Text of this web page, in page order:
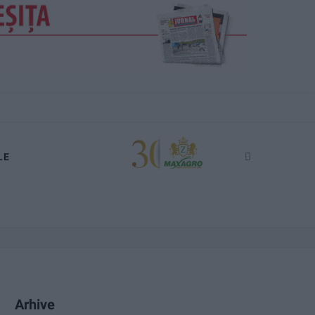
Arhive